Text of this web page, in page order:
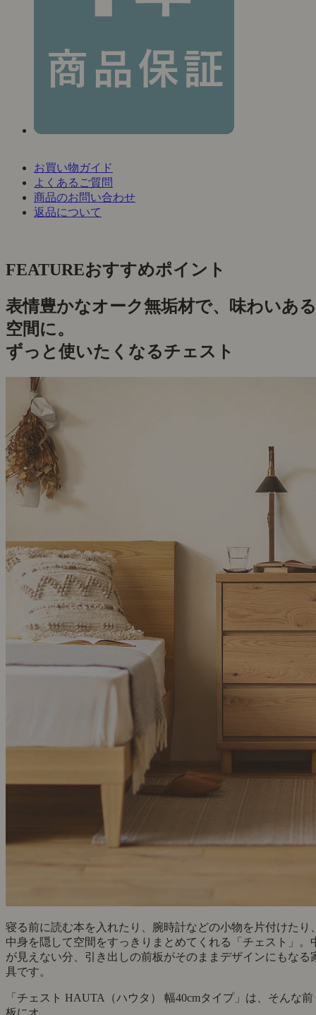
お買い物ガイド
よくあるご質問
商品のお問い合わせ
返品について
FEATUREおすすめポイント
表情豊かなオーク無垢材で、味わいある
空間に。
ずっと使いたくなるチェスト
寝る前に読む本を入れたり、腕時計などの小物を片付けたり
中身を隠して空間をすっきりまとめてくれる「チェスト」。
が見えない分、引き出しの前板がそのままデザインにもなる
具です。
「チェスト HAUTA（ハウタ） 幅40cmタイプ」は、そんな前
板にオ